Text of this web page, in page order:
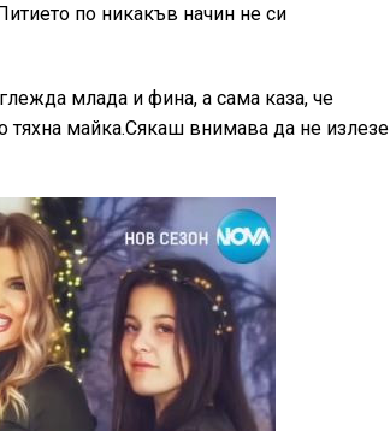
по никакъв начин не си
млада и фина, а сама каза, че
тяхна майка.Сякаш внимава да не излезе